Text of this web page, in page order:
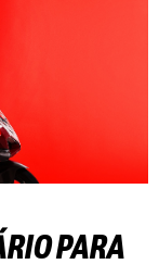
PARA